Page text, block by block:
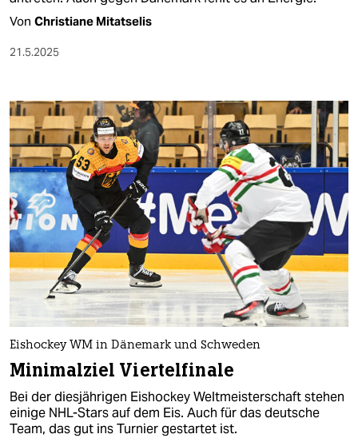
Von Christiane Mitatselis
21.5.2025
Eishockey WM in Dänemark und Schweden
Minimalziel Viertelfinale
Bei der diesjährigen Eishockey Weltmeisterschaft stehen
einige NHL-Stars auf dem Eis. Auch für das deutsche
Team, das gut ins Turnier gestartet ist.